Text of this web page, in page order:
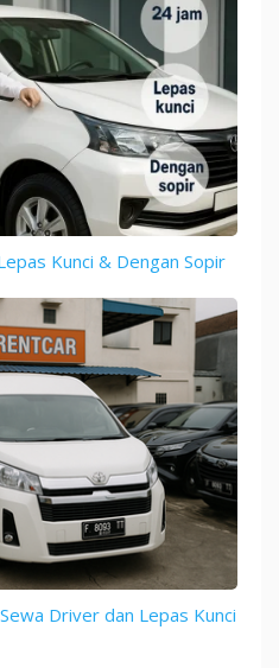
Kunci & Dengan Sopir
Driver dan Lepas Kunci